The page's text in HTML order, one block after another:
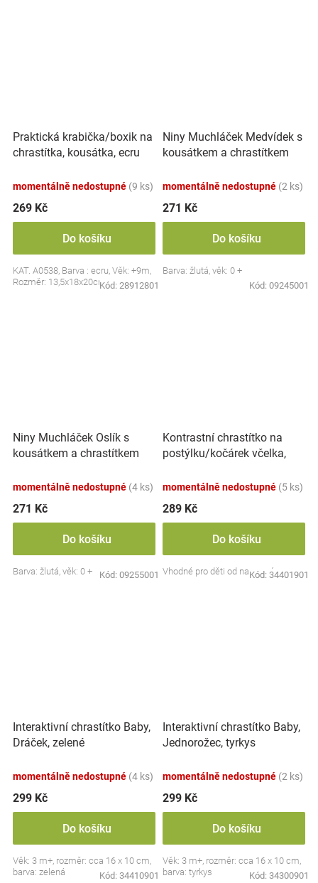
Praktická krabička/boxik na
chrastítka, kousátka, ecru
momentálně nedostupné (9 ks)
269 Kč
Do košíku
KAT. A0538, Barva : ecru, Věk: +9m,
Rozměr: 13,5x18x20cmKód: 28912801
Niny Muchláček Medvídek s
kousátkem a chrastítkem
momentálně nedostupné (2 ks)
271 Kč
Do košíku
Barva: žlutá, věk: 0 +
Kód: 09245001
Niny Muchláček Oslík s
kousátkem a chrastítkem
momentálně nedostupné (4 ks)
271 Kč
Do košíku
Barva: žlutá, věk: 0 + Kód: 09255001
Kontrastní chrastítko na
postýlku/kočárek včelka,
momentálně nedostupné (5 ks)
289 Kč
Do košíku
Vhodné pro děti od narození
Kód: 34401901
Interaktivní chrastítko Baby,
Dráček, zelené
momentálně nedostupné (4 ks)
299 Kč
Do košíku
Věk: 3 m+, rozměr: cca 16 x 10 cm,
barva: zelená
Kód: 34410901
Interaktivní chrastítko Baby,
Jednorožec, tyrkys
momentálně nedostupné (2 ks)
299 Kč
Do košíku
Věk: 3 m+, rozměr: cca 16 x 10 cm,
barva: tyrkys
Kód: 34300901